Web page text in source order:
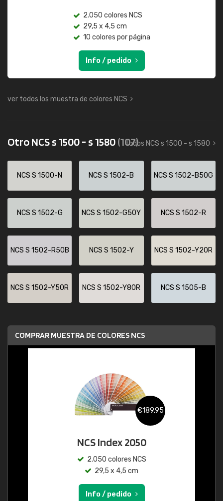
2.050 colores NCS
29,5 x 4,5 cm
10 colores por página
Info / pedido
ver todos los muestra de colores NCS
Otro NCS s 1500 - s 1580(107)
todos NCS s 1500 - s 1580
NCS S 1500-N NCS S 1502-B NCS S 1502-B50G
NCS S 1502-G NCS S 1502-G50Y NCS S 1502-R
NCS S 1502-R50B NCS S 1502-Y NCS S 1502-Y20R
NCS S 1502-Y50R NCS S 1502-Y80R NCS S 1505-B
COMPRAR MUESTRA DE COLORES NCS
€189,95
NCS Index 2050
2.050 colores NCS
29,5 x 4,5 cm
Info / pedido